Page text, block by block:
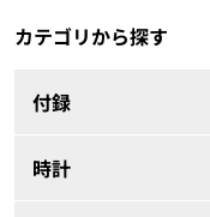
カテゴリから探す
付録
時計